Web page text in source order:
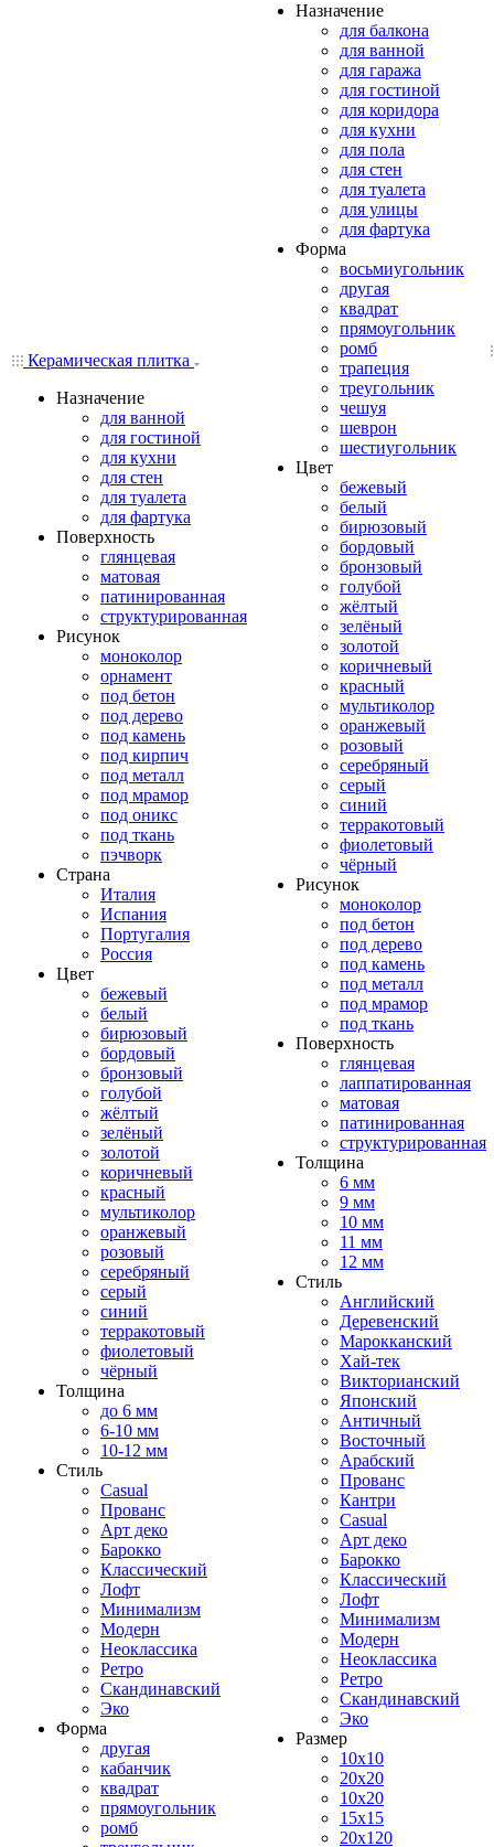
Керамическая плитка
Назначение
для ванной
для гостиной
для кухни
для стен
для туалета
для фартука
Поверхность
глянцевая
матовая
патинированная
структурированная
Рисунок
моноколор
орнамент
под бетон
под дерево
под камень
под кирпич
под металл
под мрамор
под оникс
под ткань
пэчворк
Страна
Италия
Испания
Португалия
Россия
Цвет
бежевый
белый
бирюзовый
бордовый
бронзовый
голубой
жёлтый
зелёный
золотой
коричневый
красный
мультиколор
оранжевый
розовый
серебряный
серый
синий
терракотовый
фиолетовый
чёрный
Толщина
до 6 мм
6-10 мм
10-12 мм
Стиль
Casual
Прованс
Арт деко
Барокко
Классический
Лофт
Минимализм
Модерн
Неоклассика
Ретро
Скандинавский
Эко
Форма
другая
кабанчик
квадрат
прямоугольник
ромб
Назначение
для балкона
для ванной
для гаража
для гостиной
для коридора
для кухни
для пола
для стен
для туалета
для улицы
для фартука
Форма
восьмиугольник
другая
квадрат
прямоугольник
ромб
трапеция
треугольник
чешуя
шеврон
шестиугольник
Цвет
бежевый
белый
бирюзовый
бордовый
бронзовый
голубой
жёлтый
зелёный
золотой
коричневый
красный
мультиколор
оранжевый
розовый
серебряный
серый
синий
терракотовый
фиолетовый
чёрный
Рисунок
моноколор
под бетон
под дерево
под камень
под металл
под мрамор
под ткань
Поверхность
глянцевая
лаппатированная
матовая
патинированная
структурированная
Толщина
6 мм
9 мм
10 мм
11 мм
12 мм
Стиль
Английский
Деревенский
Марокканский
Хай-тек
Викторианский
Японский
Античный
Восточный
Арабский
Прованс
Кантри
Casual
Арт деко
Барокко
Классический
Лофт
Минимализм
Модерн
Неоклассика
Ретро
Скандинавский
Эко
Размер
10x10
20x20
10x20
15x15
20x120